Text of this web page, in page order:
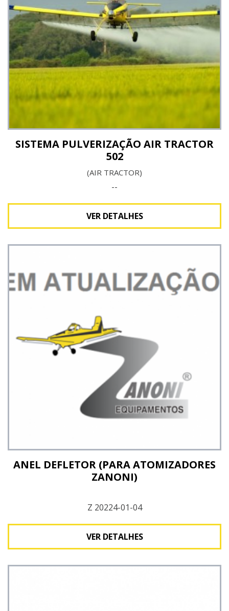
Ver detalhes
Ver detalhes
SISTEMA PULVERIZAÇÃO AIR TRACTOR
502
(AIR TRACTOR)
--
VER DETALHES
ANEL DEFLETOR (PARA ATOMIZADORES
ZANONI)
Z 20224-01-04
VER DETALHES